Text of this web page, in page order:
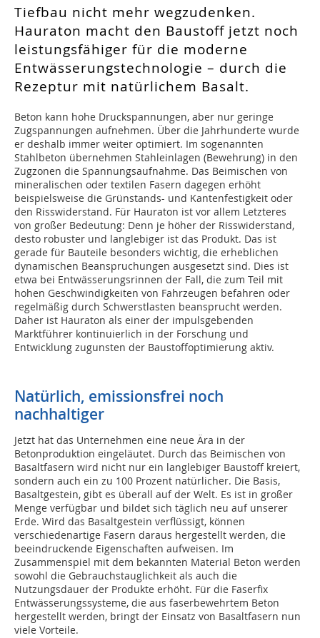
Tiefbau nicht mehr wegzudenken.
Hauraton macht den Baustoff jetzt noch
leistungsfähiger für die moderne
Entwässerungstechnologie – durch die
Rezeptur mit natürlichem Basalt.
Beton kann hohe Druckspannungen, aber nur geringe
Zugspannungen aufnehmen. Über die Jahrhunderte wurde
er deshalb immer weiter optimiert. Im sogenannten
Stahlbeton übernehmen Stahleinlagen (Bewehrung) in den
Zugzonen die Spannungsaufnahme. Das Beimischen von
mineralischen oder textilen Fasern dagegen erhöht
beispielsweise die Grünstands- und Kantenfestigkeit oder
den Risswiderstand. Für Hauraton ist vor allem Letzteres
von großer Bedeutung: Denn je höher der Risswiderstand,
desto robuster und langlebiger ist das Produkt. Das ist
gerade für Bauteile besonders wichtig, die erheblichen
dynamischen Beanspruchungen ausgesetzt sind. Dies ist
etwa bei Entwässerungsrinnen der Fall, die zum Teil mit
hohen Geschwindigkeiten von Fahrzeugen befahren oder
regelmäßig durch Schwerstlasten beansprucht werden.
Daher ist Hauraton als einer der impulsgebenden
Marktführer kontinuierlich in der Forschung und
Entwicklung zugunsten der Baustoffoptimierung aktiv.
Natürlich, emissionsfrei noch
nachhaltiger
Jetzt hat das Unternehmen eine neue Ära in der
Betonproduktion eingeläutet. Durch das Beimischen von
Basaltfasern wird nicht nur ein langlebiger Baustoff kreiert,
sondern auch ein zu 100 Prozent natürlicher. Die Basis,
Basaltgestein, gibt es überall auf der Welt. Es ist in großer
Menge verfügbar und bildet sich täglich neu auf unserer
Erde. Wird das Basaltgestein verflüssigt, können
verschiedenartige Fasern daraus hergestellt werden, die
beeindruckende Eigenschaften aufweisen. Im
Zusammenspiel mit dem bekannten Material Beton werden
sowohl die Gebrauchstauglichkeit als auch die
Nutzungsdauer der Produkte erhöht. Für die Faserfix
Entwässerungssysteme, die aus faserbewehrtem Beton
hergestellt werden, bringt der Einsatz von Basaltfasern nun
viele Vorteile.